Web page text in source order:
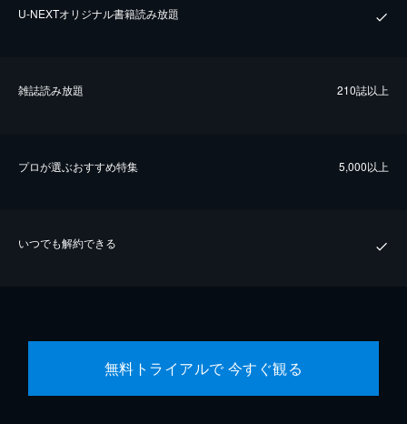
U-NEXTオリジナル書籍読み放題
雑誌読み放題 210誌以上
プロが選ぶおすすめ特集 5,000以上
いつでも解約できる
無料トライアルで 今すぐ観る